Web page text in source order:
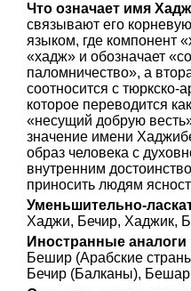
Что означает имя
связывают его
языком, где компонент
«хадж» и обозначает
паломничество», а
соотносится с
которое переводится
«несущий добрую
значение имени
образ человека с
внутренним
приносить людям
Уменьшительно-
Хаджи, Бечир, Хаджик,
Иностранные
Бешир (Арабские
Бечир (Балканы),